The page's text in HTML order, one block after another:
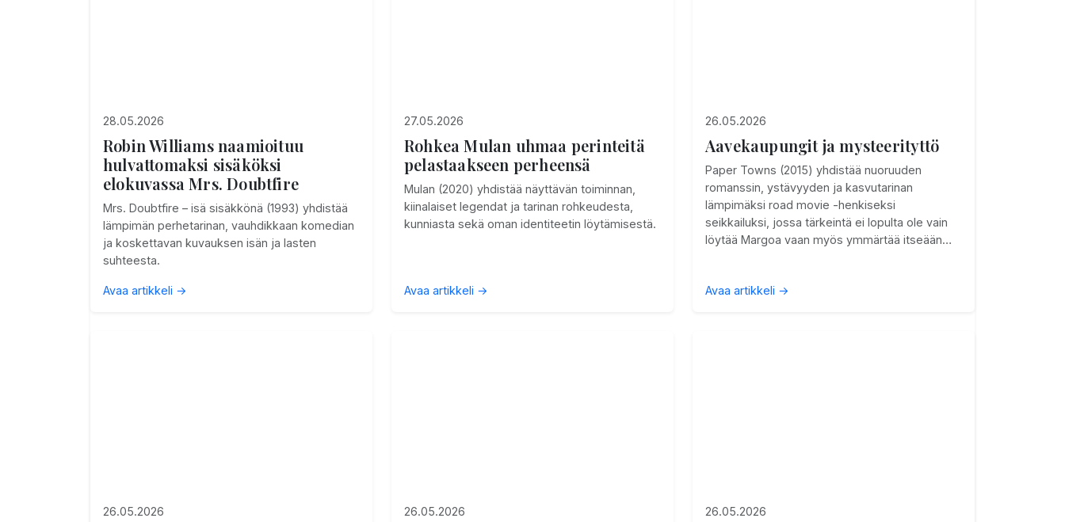
28.05.2026
Robin Williams naamioituu
hulvattomaksi sisäköksi
elokuvassa Mrs. Doubtfire
Mrs. Doubtfire – isä sisäkkönä (1993) yhdistää
lämpimän perhetarinan, vauhdikkaan komedian
ja koskettavan kuvauksen isän ja lasten
suhteesta.
Avaa artikkeli →
27.05.2026
Rohkea Mulan uhmaa perinteitä
pelastaakseen perheensä
Mulan (2020) yhdistää näyttävän toiminnan,
kiinalaiset legendat ja tarinan rohkeudesta,
kunniasta sekä oman identiteetin löytämisestä.
Avaa artikkeli →
26.05.2026
Aavekaupungit ja mysteerityttö
Paper Towns (2015) yhdistää nuoruuden
romanssin, ystävyyden ja kasvutarinan
lämpimäksi road movie -henkiseksi
seikkailuksi, jossa tärkeintä ei lopulta ole vain
löytää Margoa vaan myös ymmärtää itseään…
Avaa artikkeli →
26.05.2026 26.05.2026 26.05.2026